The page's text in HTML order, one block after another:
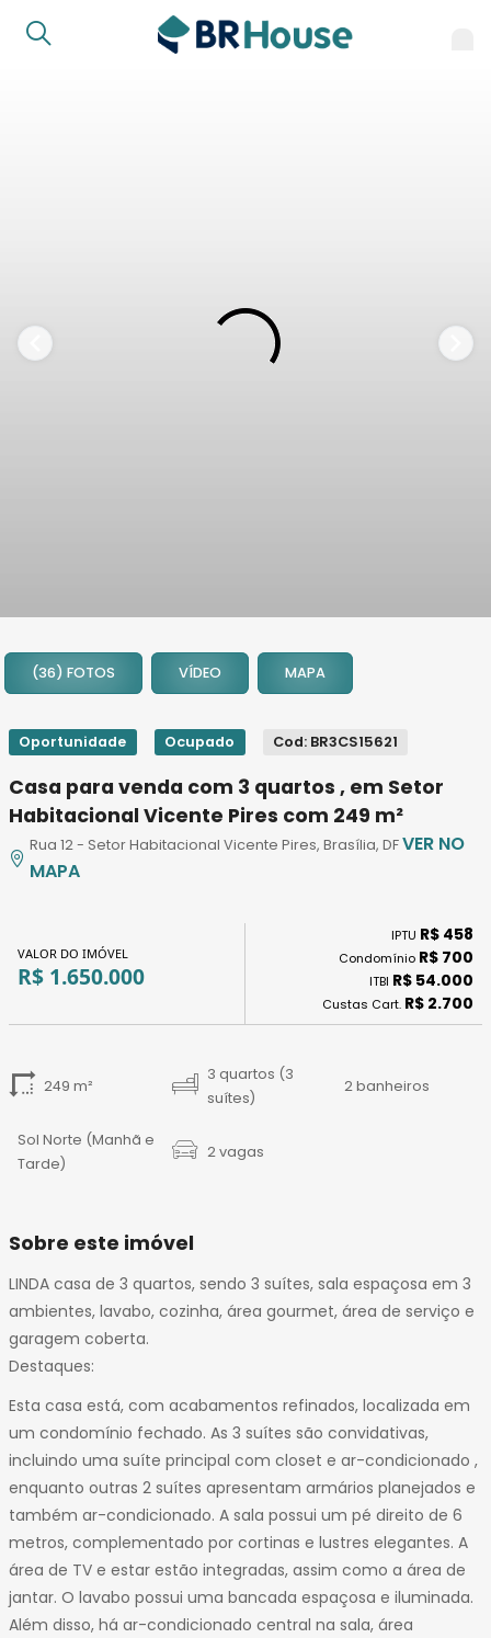
2
3
7
8
9
13
14
17
18
23
25
26
27
28
29
30
31
32
33
34
35
36
(36) FOTOS VÍDEO MAPA
Oportunidade Ocupado Cod: BR3CS15621
Casa para venda com 3 quartos , em Setor
Habitacional Vicente Pires com 249 m²
Rua 12 - Setor Habitacional Vicente Pires, Brasília, DFVER NO
MAPA
VALOR DO IMÓVEL
R$ 1.650.000
IPTU R$ 458
Condomínio R$ 700
ITBI R$ 54.000
Custas Cart. R$ 2.700
249 m²
3 quartos (3
suítes)
2 banheiros
Sol Norte (Manhã e
Tarde)
2 vagas
Sobre este imóvel
LINDA casa de 3 quartos, sendo 3 suítes, sala espaçosa em 3
ambientes, lavabo, cozinha, área gourmet, área de serviço e
garagem coberta.
Destaques:
Esta casa está, com acabamentos refinados, localizada em
um condomínio fechado. As 3 suítes são convidativas,
incluindo uma suíte principal com closet e ar-condicionado ,
enquanto outras 2 suítes apresentam armários planejados e
também ar-condicionado. A sala possui um pé direito de 6
metros, complementado por cortinas e lustres elegantes. A
área de TV e estar estão integradas, assim como a área de
jantar. O lavabo possui uma bancada espaçosa e iluminada.
Além disso, há ar-condicionado central na sala, área